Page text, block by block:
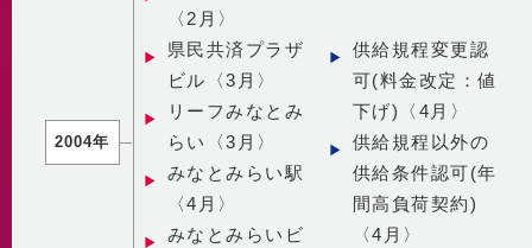
2004年
〈2月〉
県民共済プラザ
ビル〈3月〉
リーフみなとみ
らい〈3月〉
みなとみらい駅
〈4月〉
みなとみらいビ
供給規程変更認
可(料金改定：値
下げ)〈4月〉
供給規程以外の
供給条件認可(年
間高負荷契約)
〈4月〉